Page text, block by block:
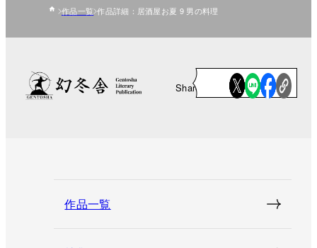
作品一覧 作品詳細：居酒屋お夏 9 男の料理
Share
作品一覧